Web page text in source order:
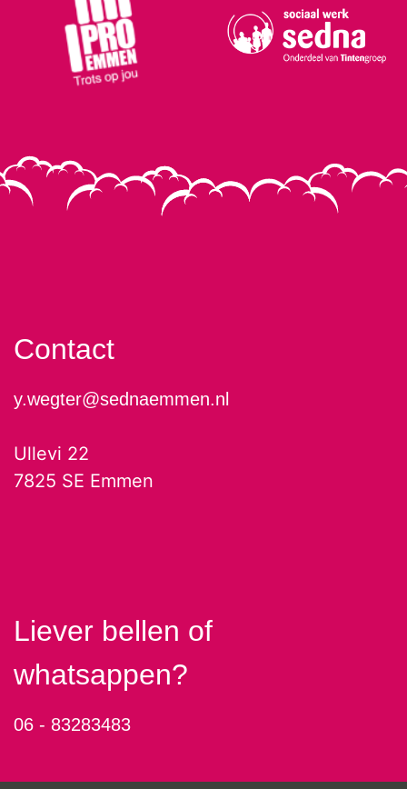
Contact
y.wegter@sednaemmen.nl
Ullevi 22
7825 SE Emmen
Liever bellen of
whatsappen?
06 - 83283483